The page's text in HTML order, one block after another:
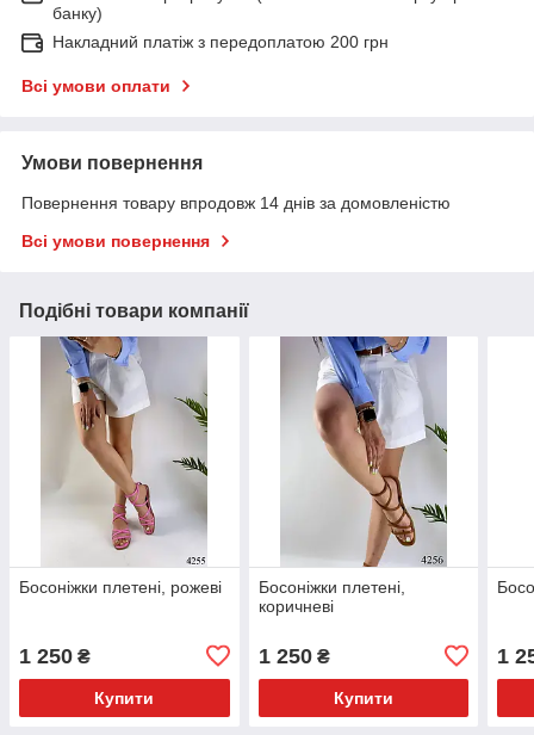
банку)
Накладний платіж з передоплатою 200 грн
Всі умови оплати
Умови повернення
Повернення товару впродовж 14 днів за домовленістю
Всі умови повернення
Подібні товари компанії
Босоніжки плетені, рожеві
1 250 ₴
Купити
Босоніжки плетені,
коричневі
1 250₴
Купити
1